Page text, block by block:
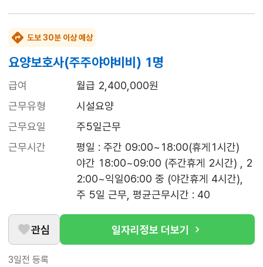
도보 30분 이상 예상
요양보호사(주주야야비비) 1명
급여
월급 2,400,000원
근무유형
시설요양
근무요일
주5일근무
근무시간
평일 : 주간 09:00~18:00(휴게1시간)
야간 18:00~09:00 (주간휴게 2시간) , 2
2:00~익일06:00 중 (야간휴게 4시간),
주 5일 근무, 평균근무시간 : 40
관심 일자리정보 더보기
3일전 등록